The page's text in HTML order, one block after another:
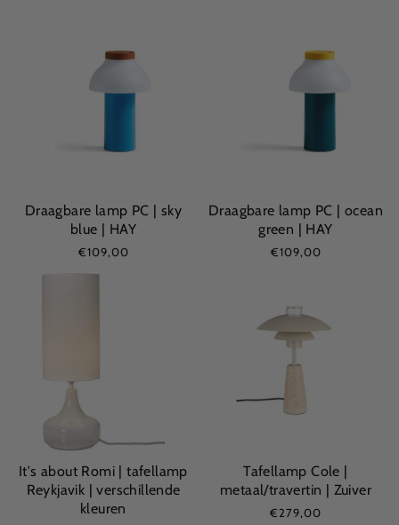
Draagbare lamp PC | sky
blue | HAY
€109,00
Draagbare lamp PC | ocean
green | HAY
€109,00
It's about Romi | tafellamp
Reykjavik | verschillende
kleuren
Tafellamp Cole |
metaal/travertin | Zuiver
€279,00